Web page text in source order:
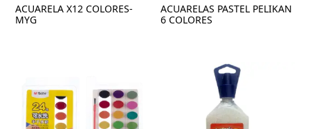
ACUARELA X12 COLORES-
MYG
ACUARELAS PASTEL PELIKAN
6 COLORES